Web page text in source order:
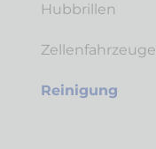
Hubbrillen
Zellenfahrzeuge
Reinigung